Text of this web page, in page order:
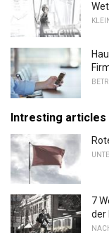
Intresting articles
7
der